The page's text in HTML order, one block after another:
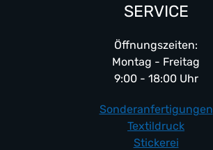
SERVICE
Öffnungszeiten:
Montag - Freitag
9:00 - 18:00 Uhr
Sonderanfertigungen
Textildruck
Stickerei